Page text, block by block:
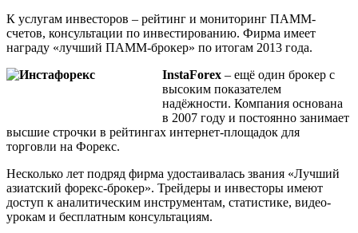
К услугам инвесторов – рейтинг и мониторинг ПАММ-
счетов, консультации по инвестированию. Фирма имеет
награду «лучший ПАММ-брокер» по итогам 2013 года.
InstaForex – ещё один брокер с
высоким показателем
надёжности. Компания основана
в 2007 году и постоянно занимает
высшие строчки в рейтингах интернет-площадок для
торговли на Форекс.
Несколько лет подряд фирма удостаивалась звания «Лучший
азиатский форекс-брокер». Трейдеры и инвесторы имеют
доступ к аналитическим инструментам, статистике, видео-
урокам и бесплатным консультациям.